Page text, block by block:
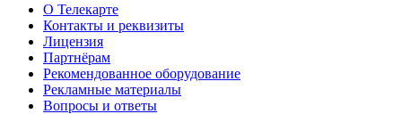
О Телекарте
Контакты и реквизиты
Лицензия
Партнёрам
Рекомендованное оборудование
Рекламные материалы
Вопросы и ответы